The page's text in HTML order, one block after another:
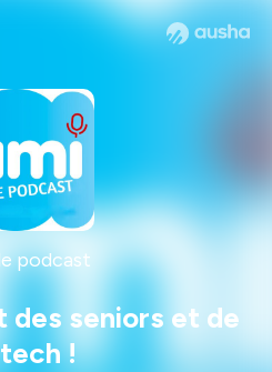
podcast
des seniors et de
!